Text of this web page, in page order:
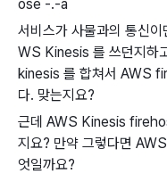
ose -.-a
서비스가 사물과의 통신
WS Kinesis 를 쓰던지하
kinesis 를 합쳐서 AWS
다. 맞는지요?
근데 AWS Kinesis
지요? 만약 그렇다면
엇일까요?